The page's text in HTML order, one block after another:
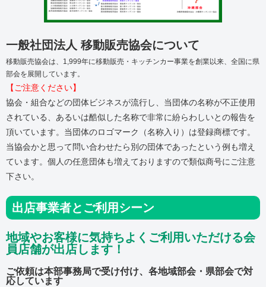
一般社団法人 移動販売協会について
移動販売協会は、1,999年に移動販売・キッチンカー事業を創業以来、全国に県
部会を展開しています。
【ご注意ください】
協会・組合などの団体ビジネスが流行し、当団体の名称が不正使用
されている、あるいは酷似した名称で非常に紛らわしいとの報告を
頂いています。当団体のロゴマーク（名称入り）は登録商標です。
当協会かと思って問い合わせたら別の団体であったという例も増え
ています。個人の任意団体も増えておりますので類似商号にご注意
下さい。
出店事業者とご利用シーン
地域やお客様に気持ちよくご利用いただける会
員店舗が出店します！
ご依頼は本部事務局で受け付け、各地域部会・県部会で対
応しています